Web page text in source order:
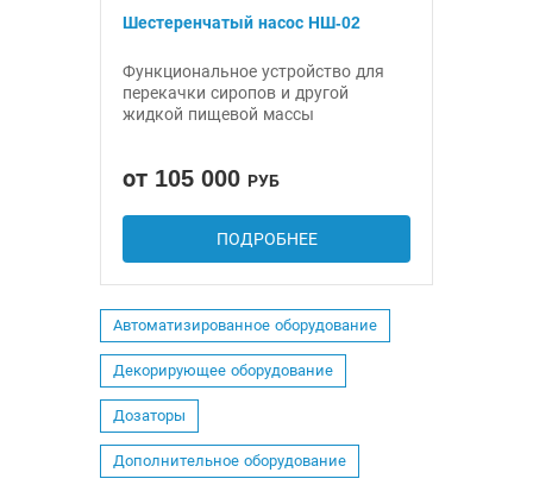
Шестеренчатый насос НШ-02
Функциональное устройство для
перекачки сиропов и другой
жидкой пищевой массы
от 105 000 РУБ
ПОДРОБНЕЕ
Автоматизированное оборудование
Декорирующее оборудование
Дозаторы
Дополнительное оборудование